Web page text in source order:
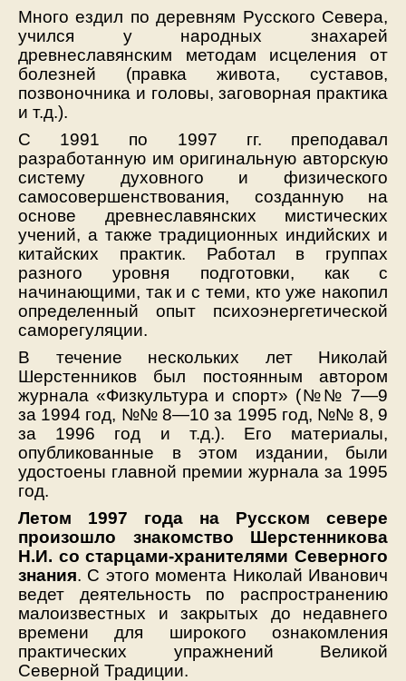
Много ездил по деревням Русского Севера,
учился у народных знахарей
древнеславянским методам исцеления от
болезней (правка живота, суставов,
позвоночника и головы, заговорная практика
и т.д.).
С 1991 по 1997 гг. преподавал
разработанную им оригинальную авторскую
систему духовного и физического
самосовершенствования, созданную на
основе древнеславянских мистических
учений, а также традиционных индийских и
китайских практик. Работал в группах
разного уровня подготовки, как с
начинающими, так и с теми, кто уже накопил
определенный опыт психоэнергетической
саморегуляции.
В течение нескольких лет Николай
Шерстенников был постоянным автором
журнала «Физкультура и спорт» (№№ 7—9
за 1994 год, №№ 8—10 за 1995 год, №№ 8, 9
за 1996 год и т.д.). Его материалы,
опубликованные в этом издании, были
удостоены главной премии журнала за 1995
год.
Летом 1997 года на Русском севере
произошло знакомство Шерстенникова
Н.И. со старцами-хранителями Северного
знания. С этого момента Николай Иванович
ведет деятельность по распространению
малоизвестных и закрытых до недавнего
времени для широкого ознакомления
практических упражнений Великой
Северной Традиции.